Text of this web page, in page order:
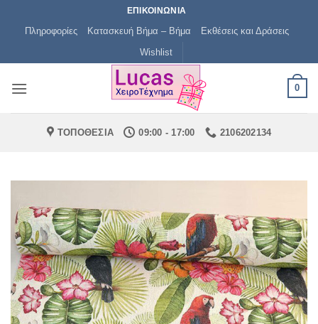
ΕΠΙΚΟΙΝΩΝΙΑ
Πληροφορίες Κατασκευή Βήμα – Βήμα
Εκθέσεις και Δράσεις
Wishlist
0
ΤΟΠΟΘΕΣΙΑ 09:00 - 17:00 2106202134